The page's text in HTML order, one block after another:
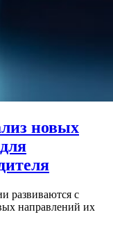
новых
развиваются с
направлений их